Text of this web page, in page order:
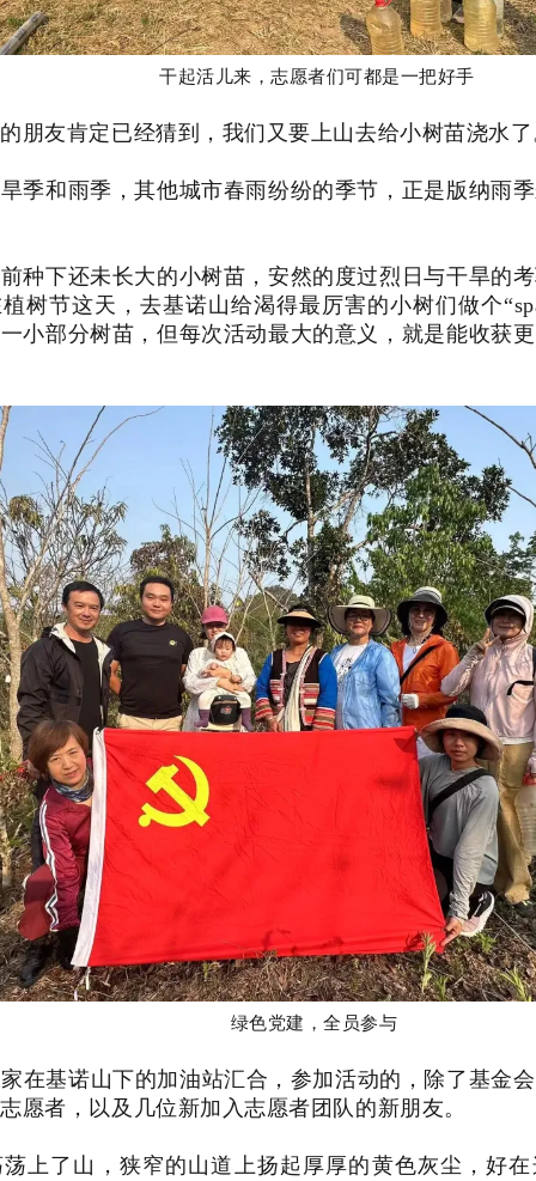
干起活儿来，志愿者们可都是一把好手
朋友肯定已经猜到，我们又要上山去给小树苗浇水
季和雨季，其他城市春雨纷纷的季节，正是版纳雨
种下还未长大的小树苗，安然的度过烈日与干旱的
树节这天，去基诺山给渴得最厉害的小树们做个
小部分树苗，但每次活动最大的意义，就是能收获
绿色党建，全员参与
在基诺山下的加油站汇合，参加活动的，除了基金
愿者，以及几位新加入志愿者团队的新朋友。
上了山，狭窄的山道上扬起厚厚的黄色灰尘，好